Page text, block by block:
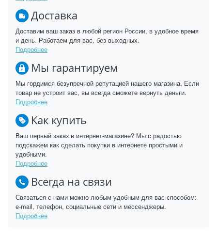
Доставка
Доставим ваш заказ в любой регион России, в удобное время
и день. Работаем для вас, без выходных.
Подробнее
Мы гарантируем
Мы гордимся безупречной репутацией нашего магазина. Если
товар не устроит вас, вы всегда сможете вернуть деньги.
Подробнее
Как купить
Ваш первый заказ в интернет-магазине? Мы с радостью
подскажем как сделать покупки в интернете простыми и
удобными.
Подробнее
Всегда на связи
Связаться с нами можно любым удобным для вас способом:
e-mail, телефон, социальные сети и мессенджеры.
Подробнее